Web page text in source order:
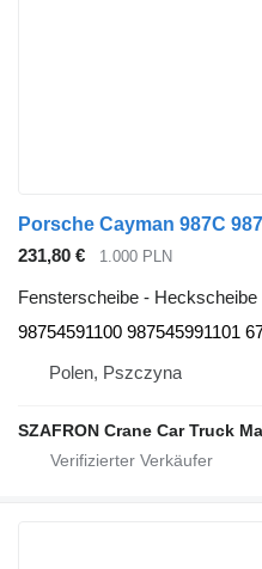
231,80 € 1.000 PLN
Fensterscheibe - Heckscheibe
98754591100 987545991101
Polen, Pszczyna
SZAFRON Crane Car Truck